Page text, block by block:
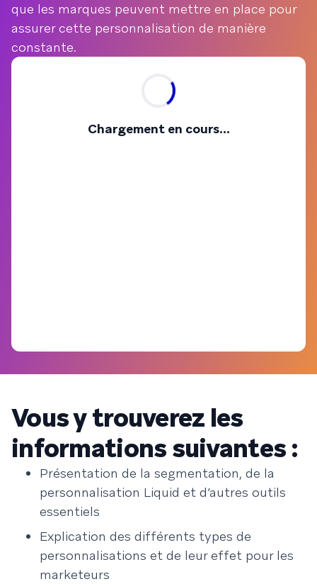
que les marques peuvent mettre en place pour
assurer cette personnalisation de manière
constante.
Chargement en cours...
Vous y trouverez les
informations suivantes :
Présentation de la segmentation, de la
personnalisation Liquid et d’autres outils
essentiels
Explication des différents types de
personnalisations et de leur effet pour les
marketeurs